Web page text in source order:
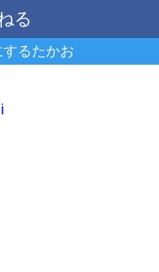
る
るたかお